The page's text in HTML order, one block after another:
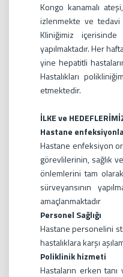
Kongo kanamalı
izlenmekte ve tedavi
Kliniğimiz içerisinde
yapılmaktadır. Her
yine hepatitli
Hastalıkları
etmektedir.
İLKE ve
Hastane
Hastane enfeksiyon
görevlilerinin, sağlık
önlemlerini tam
sürveyansının
amaçlanmaktadır
Personel Sağlığı
Hastane personelini
hastalıklara karşı
Poliklinik hizmeti
Hastaların erken